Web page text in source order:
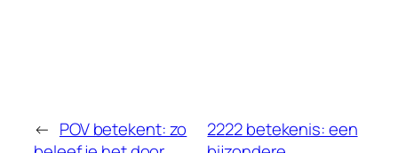
← POV betekent: zo
2222 betekenis: een